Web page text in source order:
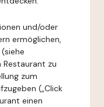
und/oder
ermöglichen,
zu
zum
(„Click
einen